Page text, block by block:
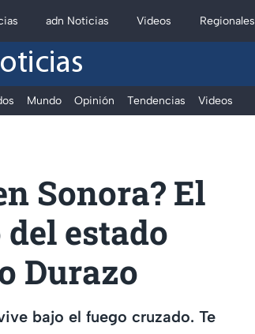
adn Noticias Videos Regionales
Mundo Opinión Tendencias Videos
Sonora? El
estado
Durazo
bajo el fuego cruzado. Te